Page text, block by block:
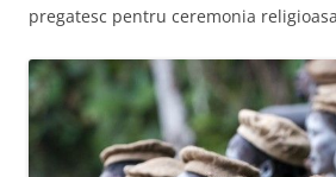
pregatesc pentru ceremonia